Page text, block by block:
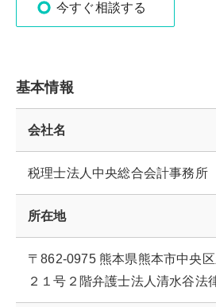
今すぐ相談する
基本情報
会社名
税理士法人中央総合会計事務
所在地
〒862-0975 熊本県熊本市中央
２１号２階弁護士法人清水谷法